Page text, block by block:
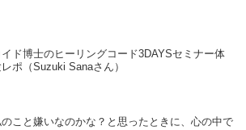
イド博士のヒーリングコード3DAYSセミナー体
ポ（Suzuki Sanaさん）
のこと嫌いなのかな？と思ったときに、心の中で